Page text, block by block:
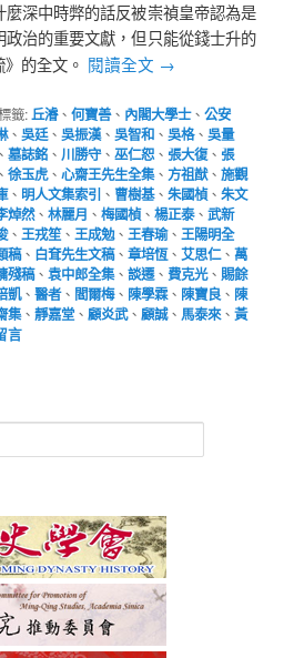
深中時弊的話反被崇禎皇帝認為是
治的重要文獻，但只能從錢士升的
的全文。 閱讀全文 →
籤:丘濬、何寶善、 內閣大學士、公安
、吳廷、吳振漢、吳智和 、吳格、吳量
墓誌銘 、 川勝守、巫仁恕 、張大復、張
徐玉虎、心齋王先生全集、方祖猷、施觀
、 明人文集索引 、曹樹基、朱國楨、朱文
焯然、林麗月 、梅國楨、楊正泰、武新
、王戎笙、王成勉、王春瑜、王陽明全
稿、 白耷先生文稿、章培恆、艾思仁、萬
殘稿、袁中郎全集、談遷、費克光、 賜餘
凱、醫者、 閻爾梅、 陳學霖、 陳寶良 、 陳
集、靜嘉堂 、顧炎武、顧誠、 馬泰來、黃
言